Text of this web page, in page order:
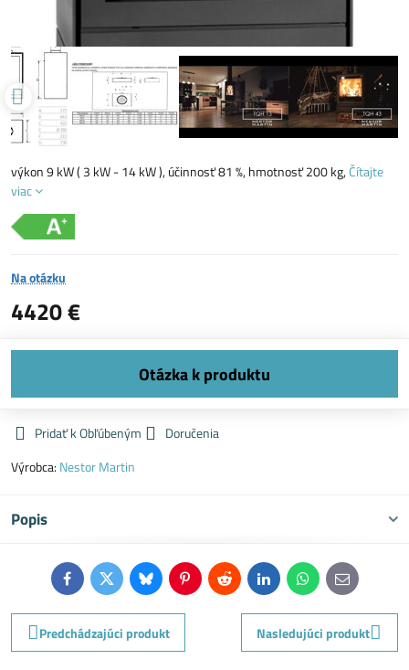
výkon 9 kW ( 3 kW - 14 kW ), účinnosť 81 %, hmotnosť 200 kg,Čítajte
viac
Na otázku
4420 €
Pridať k Obľúbeným
Doručenia
Výrobca: Nestor Martin
Popis
FacebookTwitterBlueskyPinterestReddit LinkedInWhatsApp
E-
mail
Predchádzajúci produkt
Nasledujúci produkt